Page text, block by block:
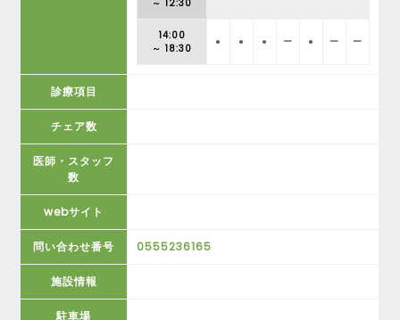
～ 12:30
14:00
～ 18:30
● ● ● ー ● ー ー
診療項目
チェア数
医師・スタッフ
数
webサイト
問い合わせ番号 0555236165
施設情報
駐車場